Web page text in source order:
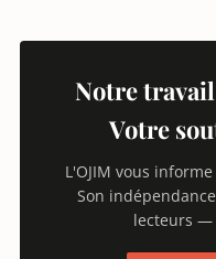
Notre
Votre
L'OJIM vous
Son
lecteurs —